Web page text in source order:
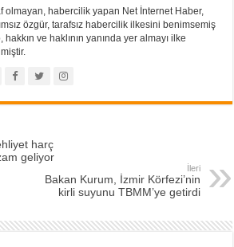
olmayan, habercilik yapan Net İnternet Haber,
özgür, tarafsız habercilik ilkesini benimsemiş
hakkın ve haklının yanında yer almayı ilke
harç
geliyor
İleri
Bakan Kurum, İzmir Körfezi’nin
kirli suyunu TBMM’ye getirdi